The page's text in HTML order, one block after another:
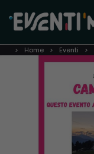
Home Eventi